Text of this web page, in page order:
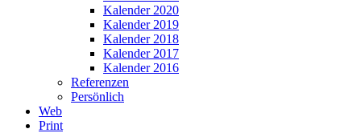
Kalender 2020
Kalender 2019
Kalender 2018
Kalender 2017
Kalender 2016
Referenzen
Persönlich
Web
Print